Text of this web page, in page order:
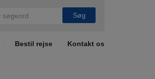
Bestil rejse Kontakt os